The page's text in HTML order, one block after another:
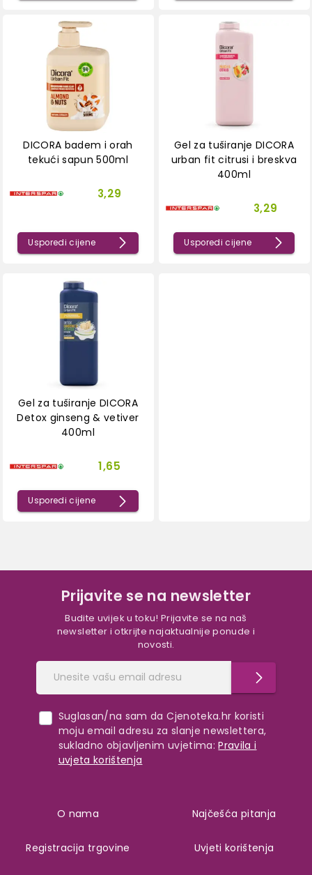
DICORA badem i orah
tekući sapun 500ml
3,29
Usporedi cijene
Gel za tuširanje DICORA
urban fit citrusi i breskva
400ml
3,29
Usporedi cijene
Gel za tuširanje DICORA
Detox ginseng & vetiver
400ml
1,65
Usporedi cijene
Prijavite se na newsletter
Budite uvijek u toku! Prijavite se na naš
newsletter i otkrijte najaktualnije ponude i
novosti.
Suglasan/na sam da Cjenoteka.hr koristi
moju email adresu za slanje newslettera,
sukladno objavljenim uvjetima: Pravila i
uvjeta korištenja
O nama
Registracija trgovine
Najčešća pitanja
Uvjeti korištenja